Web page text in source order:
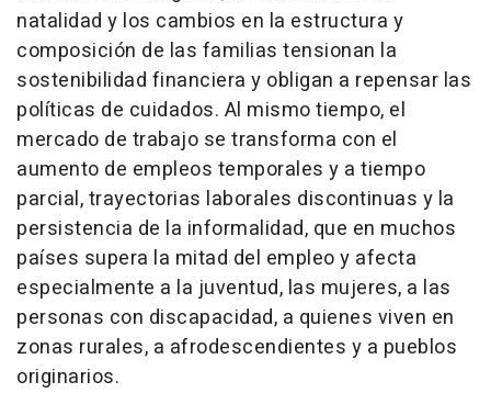
natalidad y los cambios en la estructura y
composición de las familias tensionan la
sostenibilidad financiera y obligan a repensar las
políticas de cuidados. Al mismo tiempo, el
mercado de trabajo se transforma con el
aumento de empleos temporales y a tiempo
parcial, trayectorias laborales discontinuas y la
persistencia de la informalidad, que en muchos
países supera la mitad del empleo y afecta
especialmente a la juventud, las mujeres, a las
personas con discapacidad, a quienes viven en
zonas rurales, a afrodescendientes y a pueblos
originarios.